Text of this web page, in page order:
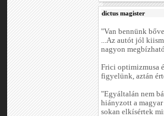
dictus magister
"Van bennünk
...Az autót jól
nagyon
Frici optimizmusa
figyelünk, aztán
"Egyáltalán nem
hiányzott a magyar
sokan elkísértek